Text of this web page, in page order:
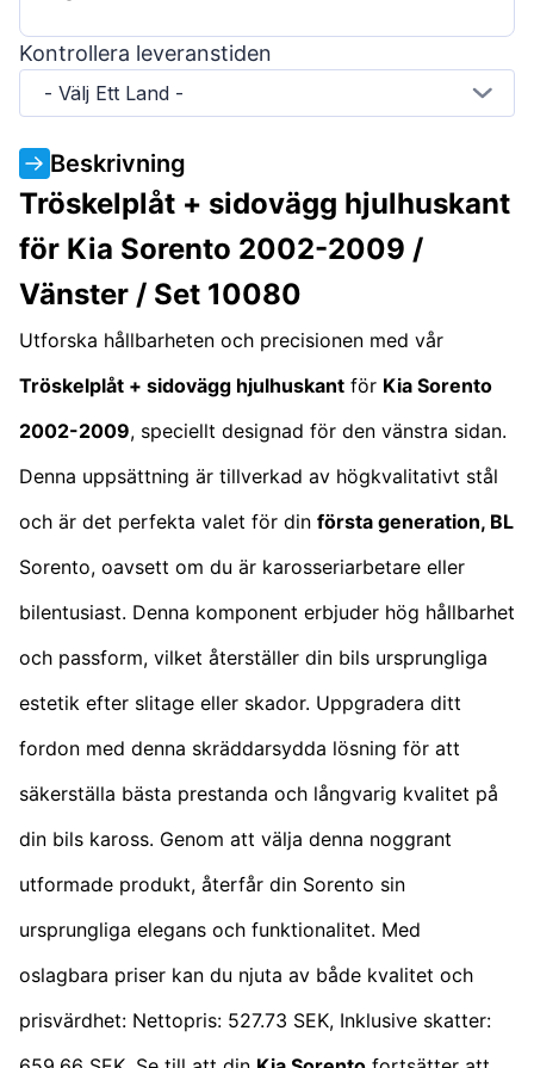
Kontrollera leveranstiden
- Välj Ett Land -
Beskrivning
Tröskelplåt + sidovägg hjulhuskant
för Kia Sorento 2002-2009 /
Vänster / Set 10080
Utforska hållbarheten och precisionen med vår
Tröskelplåt + sidovägg hjulhuskant för Kia Sorento
2002-2009, speciellt designad för den vänstra sidan.
Denna uppsättning är tillverkad av högkvalitativt stål
och är det perfekta valet för din första generation, BL
Sorento, oavsett om du är karosseriarbetare eller
bilentusiast. Denna komponent erbjuder hög hållbarhet
och passform, vilket återställer din bils ursprungliga
estetik efter slitage eller skador. Uppgradera ditt
fordon med denna skräddarsydda lösning för att
säkerställa bästa prestanda och långvarig kvalitet på
din bils kaross. Genom att välja denna noggrant
utformade produkt, återfår din Sorento sin
ursprungliga elegans och funktionalitet. Med
oslagbara priser kan du njuta av både kvalitet och
prisvärdhet: Nettopris: 527.73 SEK, Inklusive skatter: